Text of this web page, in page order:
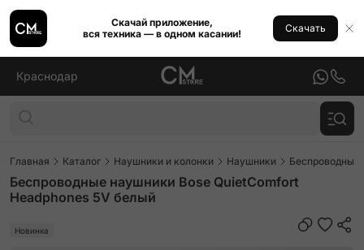
Скачай приложение,
вся техника — в одном касании!
Скачать
Краснодар
Главная Каталог Наушники и колонки Наушники Беспроводные
Беспроводные наушники Bose QuietComfort
Headphones 5V белый
Новинка